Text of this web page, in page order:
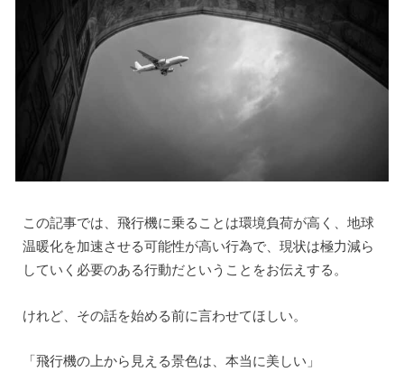
この記事では、飛行機に乗ることは環境負荷が高く、地球
温暖化を加速させる可能性が高い行為で、現状は極力減ら
していく必要のある行動だということをお伝えする。
けれど、その話を始める前に言わせてほしい。
「飛行機の上から見える景色は、本当に美しい」